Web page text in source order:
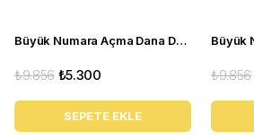
Büyük Numara Açma Dana Derisi Üst Kalite Erkek Ayakkabı - NV02 Bordo Açma
₺5.300
₺9.856
SEPETE EKLE
₺9.856